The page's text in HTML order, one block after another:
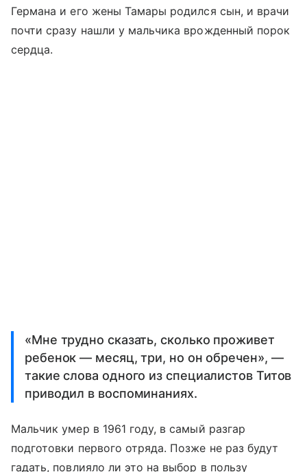
Германа и его жены Тамары родился сын, и врачи
почти сразу нашли у мальчика врожденный порок
сердца.
«Мне трудно сказать, сколько проживет
ребенок — месяц, три, но он обречен», —
такие слова одного из специалистов Титов
приводил в воспоминаниях.
Мальчик умер в 1961 году, в самый разгар
подготовки первого отряда. Позже не раз будут
гадать, повлияло ли это на выбор в пользу